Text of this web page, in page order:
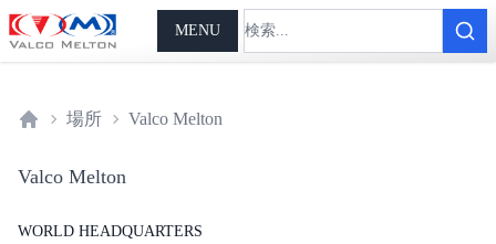
MENU
場所 Valco Melton
Valco Melton
WORLD HEADQUARTERS